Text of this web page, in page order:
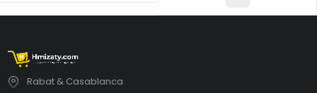
Rabat & Casablanca